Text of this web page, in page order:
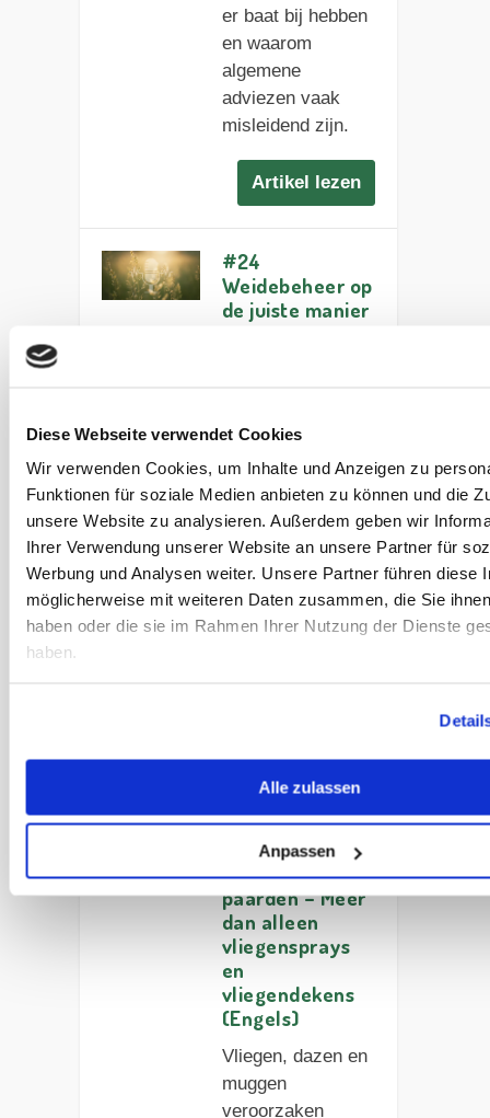
Diese Webseite verwendet Cookies
Wir verwenden Cookies, um Inhalte und Anzeigen zu
Funktionen für soziale Medien anbieten zu können und die
unsere Website zu analysieren. Außerdem geben wir
Ihrer Verwendung unserer Website an unsere Partner für
Werbung und Analysen weiter. Unsere Partner führen diese
möglicherweise mit weiteren Daten zusammen, die Sie
haben oder die sie im Rahmen Ihrer Nutzung der Dienste
haben.
Alle zulassen
Anpassen
er baat bij hebben
en waarom
algemene
adviezen vaak
misleidend zijn.
Artikel lezen
#24
Weidebeheer op
de juiste manier
Ontdek hoe
gezond
weidebeheer
stofwisselingsprob
lemen en
hoefbevangenheid
helpt voorkomen
en natuurlijke,
#23
Insectenmanag
ement voor
paarden – Meer
dan alleen
vliegensprays
en
vliegendekens
(Engels)
Vliegen, dazen en
muggen
veroorzaken